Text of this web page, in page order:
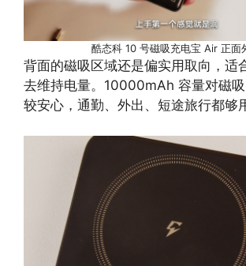
酷态科 10 号磁吸充电宝 Air 正面
背面的磁吸区域还是偏实用取向，适
去维持电量。10000mAh 容量对磁
较安心，通勤、外出、短途旅行都够